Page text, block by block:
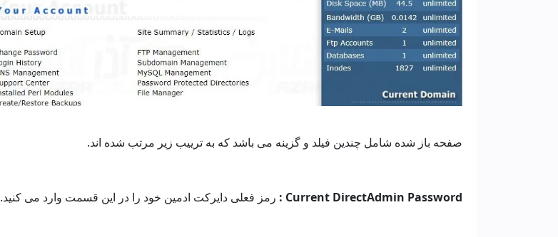
صفحه باز شده شامل چندین فیلد و گزینه می باشد که به ترییب زیر مرتب شده اند.
Current DirectAdmin Password : رمز فعلی دایرکت ادمین خود را در این قسمت وارد می کنید.